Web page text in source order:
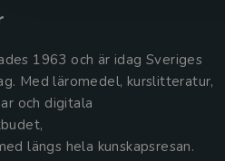
1963 och är idag Sveriges
Med läromedel, kurslitteratur,
och digitala
längs hela kunskapsresan.